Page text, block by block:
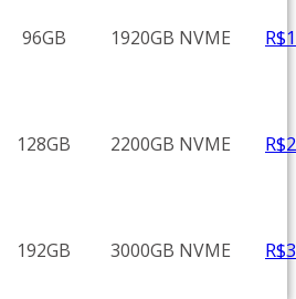
96GB 1920GB NVME
128GB 2200GB NVME
192GB 3000GB NVME